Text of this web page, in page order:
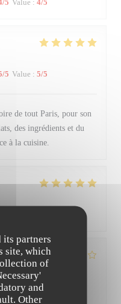
its partners
site, which
of
and
Other
/5 Value : 4/5
/5 Value : 5/5
de tout Paris, pour son
des ingrédients et du
à la cuisine.
/5 Value: 3/5